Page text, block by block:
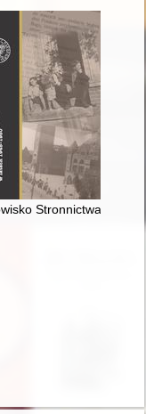
Stronnictwa
Jadwidze Zamoyskiej